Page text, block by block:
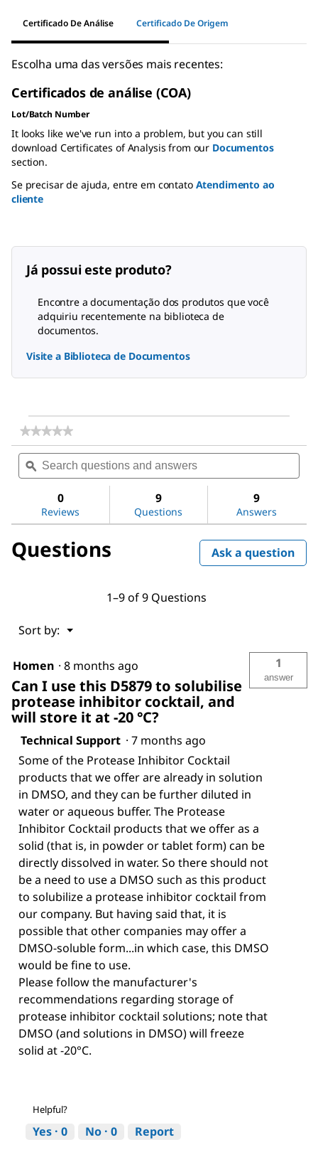
Certificado De Análise Certificado De Origem
Escolha uma das versões mais recentes:
Certificados de análise (COA)
Lot/Batch Number
It looks like we've run into a problem, but you can still
download Certificates of Analysis from our Documentos
section.
Se precisar de ajuda, entre em contato Atendimento ao
cliente
Já possui este produto?
Encontre a documentação dos produtos que você
adquiriu recentemente na biblioteca de
documentos.
Visite a Biblioteca de Documentos
★★★★★
★★★★★
rating
value
for
sulfoxide
Search
questions
and
ϙ
0
Reviews
9
Questions
9
Answers
Questions Ask a question
1–9 of 9 Questions
Sort by: ▼
Menu
Homen · 8 months ago
Can I use this D5879 to solubilise
protease inhibitor cocktail, and
will store it at -20 °C?
1
answer
Technical Support · 7 months ago
Some of the Protease Inhibitor Cocktail
products that we offer are already in solution
in DMSO, and they can be further diluted in
water or aqueous buffer. The Protease
Inhibitor Cocktail products that we offer as a
solid (that is, in powder or tablet form) can be
directly dissolved in water. So there should not
be a need to use a DMSO such as this product
to solubilize a protease inhibitor cocktail from
our company. But having said that, it is
possible that other companies may offer a
DMSO-soluble form...in which case, this DMSO
would be fine to use.
Please follow the manufacturer's
recommendations regarding storage of
protease inhibitor cocktail solutions; note that
DMSO (and solutions in DMSO) will freeze
solid at -20°C.
Helpful?
Yes · 0 No · 0 Report